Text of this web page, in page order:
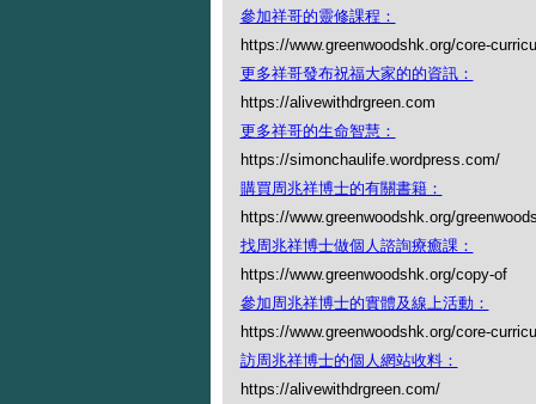
參加祥哥的靈修課程：
https://www.greenwoodshk.org/core-
更多祥哥發布祝福大家的的資訊：
https://alivewithdrgreen.com
更多祥哥的生命智慧：
https://simonchaulife.wordpress.com/
購買周兆祥博士的有關書籍：
https://www.greenwoodshk.org/
找周兆祥博士做個人諮詢療癒課：
https://www.greenwoodshk.org/copy-of
參加周兆祥博士的實體及線上活動：
https://www.greenwoodshk.org/core-
訪周兆祥博士的個人網站收料：
https://alivewithdrgreen.com/